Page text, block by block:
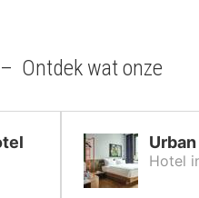
Ontdek wat onze
Hotel